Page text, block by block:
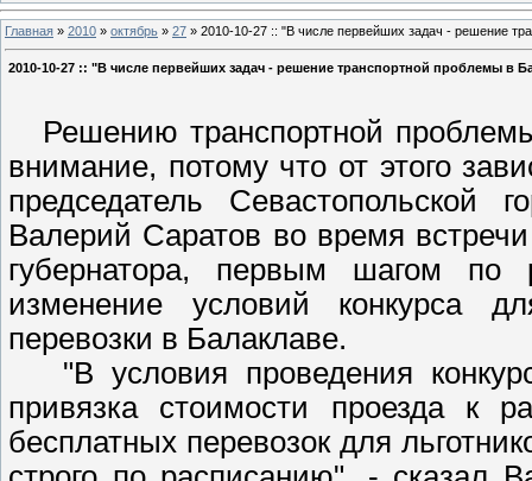
Главная » 2010 » октябрь » 27 » 2010-10-27 :: "В числе первейших задач - решение
2010-10-27 :: "В числе первейших задач - решение транспортной проблемы в
Решению транспортной
внимание, потому что от этого
председатель Севастопольской
Валерий Саратов во время
губернатора, первым шагом по
изменение условий конкурса
перевозки в Балаклаве.
"В условия проведения
привязка стоимости проезда к
бесплатных перевозок для